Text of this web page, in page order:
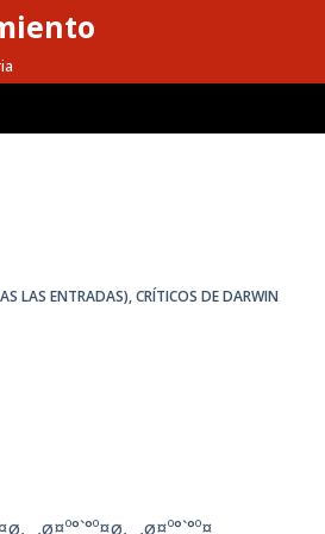
LAS ENTRADAS),CRÍTICOS DE DARWIN